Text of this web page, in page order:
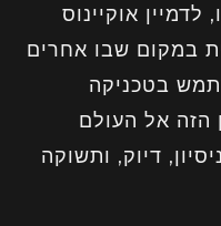
אוקיינוס
במקום שבו אחרים
בטכניקה
הזה אל העולם
דיוק, ותשוקה